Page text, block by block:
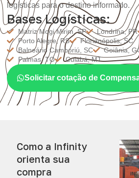
logísticas para o destino informado.
Bases Logísticas:
Matriz Mogi Mirim, SP Londrina, PR
Porto Alegre, RS
Florianópolis, SC
Balneário Camboriú, SC
Goiânia,
Palmas, TO
Cuiabá, MT
Solicitar cotação de
Como a Infinity
orienta sua
compra